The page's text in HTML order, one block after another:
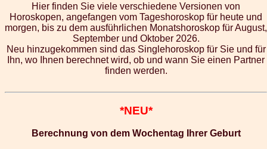
Hier finden Sie viele verschiedene Versionen von
Horoskopen, angefangen vom Tageshoroskop für heute und
morgen, bis zu dem ausführlichen Monatshoroskop für August,
September und Oktober 2026.
Neu hinzugekommen sind das Singlehoroskop für Sie und für
Ihn, wo Ihnen berechnet wird, ob und wann Sie einen Partner
finden werden.
*NEU*
Berechnung von dem Wochentag Ihrer Geburt